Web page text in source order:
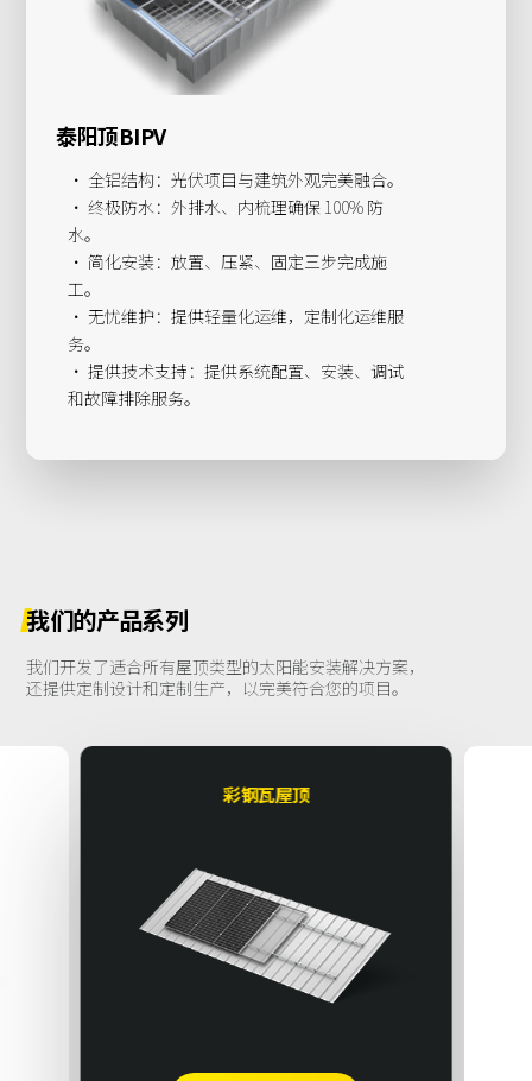
泰阳顶BIPV
· 全铝结构：光伏项目与建筑外观完美融合。
· 终极防水：外排水、内梳理确保 100% 防
水。
· 简化安装：放置、压紧、固定三步完成施
工。
· 无忧维护：提供轻量化运维，定制化运维服
务。
· 提供技术支持：提供系统配置、安装、调试
和故障排除服务。
我们的产品系列
我们开发了适合所有屋顶类型的太阳能安装解决方案，
还提供定制设计和定制生产，以完美符合您的项目。
彩钢瓦屋顶